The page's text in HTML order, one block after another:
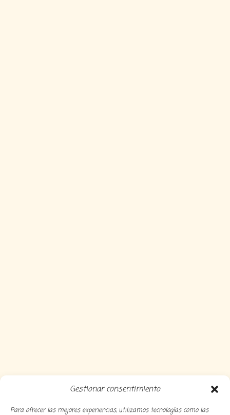
Gestionar consentimiento
Para ofrecer las mejores experiencias, utilizamos tecnologías como las